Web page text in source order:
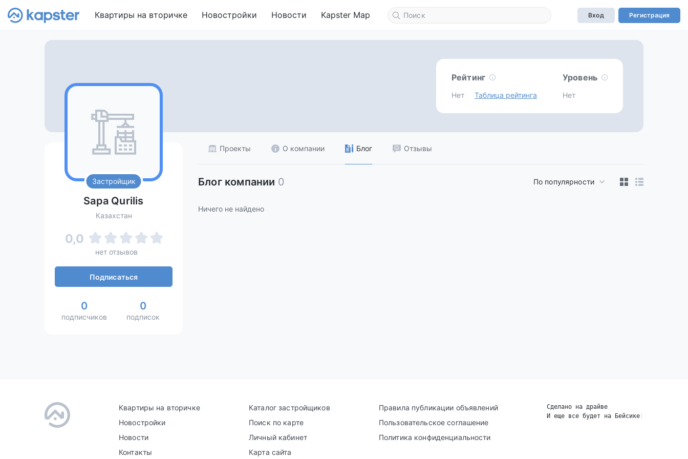
Квартиры на вторичке Новостройки Новости Kapster Map Вход Регистрация
Рейтинг
Нет Таблица рейтинга
Уровень
Нет
Застройщик
Sapa Qurilis
Казахстан
0,0
нет отзывов
Подписаться
0
подписчиков
0
подписок
Проекты О компании Блог Отзывы
Блог компании 0 По популярности
Ничего не найдено
Квартиры на вторичке
Новостройки
Новости
Контакты
Каталог застройщиков
Поиск по карте
Личный кабинет
Карта сайта
Правила публикации объявлений
Пользовательское соглашение
Политика конфиденциальности
Сделано на драйве
И еще все будет на Бейсике